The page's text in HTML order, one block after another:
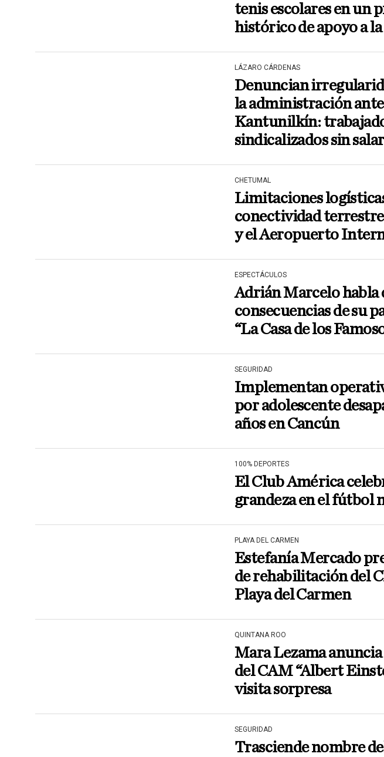
tenis escolares en un
histórico de apoyo a
LÁZARO CÁRDENAS
Denuncian
la administración
Kantunilkín:
sindicalizados sin
CHETUMAL
Limitaciones
conectividad
y el Aeropuerto
ESPECTÁCULOS
Adrián Marcelo habla
consecuencias de su
“La Casa de los
SEGURIDAD
Implementan
por adolescente
años en Cancún
100% DEPORTES
El Club América
grandeza en el fútbol
PLAYA DEL CARMEN
Estefanía Mercado
de rehabilitación del
Playa del Carmen
QUINTANA ROO
Mara Lezama
del CAM “Albert
visita sorpresa
SEGURIDAD
Trasciende nombre